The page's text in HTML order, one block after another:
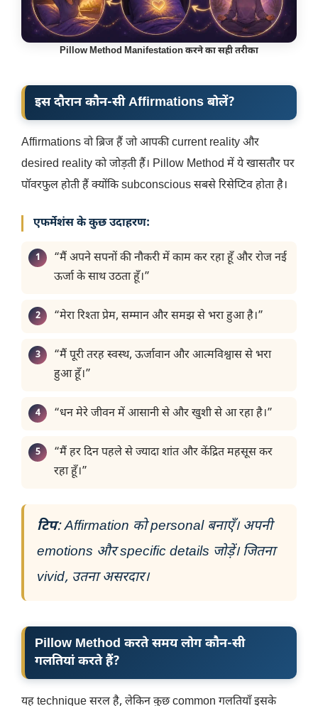
Pillow Method Manifestation करने का सही तरीका
इस दौरान कौन-सी Affirmations बोलें?
Affirmations वो ब्रिज हैं जो आपकी current reality और
desired reality को जोड़ती हैं। Pillow Method में ये खासतौर पर
पॉवरफुल होती हैं क्योंकि subconscious सबसे रिसेप्टिव होता है।
एफर्मेशंस के कुछ उदाहरण:
“मैं अपने सपनों की नौकरी में काम कर रहा हूँ और रोज नई
ऊर्जा के साथ उठता हूँ।”
“मेरा रिश्ता प्रेम, सम्मान और समझ से भरा हुआ है।”
“मैं पूरी तरह स्वस्थ, ऊर्जावान और आत्मविश्वास से भरा
हुआ हूँ।”
“धन मेरे जीवन में आसानी से और खुशी से आ रहा है।”
“मैं हर दिन पहले से ज्यादा शांत और केंद्रित महसूस कर
रहा हूँ।”
टिप: Affirmation को personal बनाएँ। अपनी
emotions और specific details जोड़ें। जितना
vivid, उतना असरदार।
Pillow Method करते समय लोग कौन-सी
गलतियां करते हैं?
यह technique सरल है, लेकिन कुछ common गलतियाँ इसके